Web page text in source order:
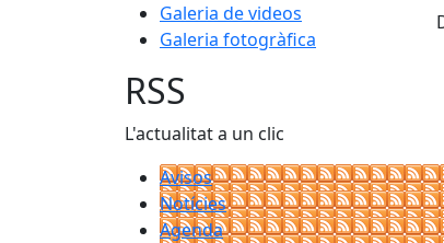
Galeria de videos
Galeria fotogràfica
RSS
L'actualitat a un clic
Avisos
Notícies
Agenda